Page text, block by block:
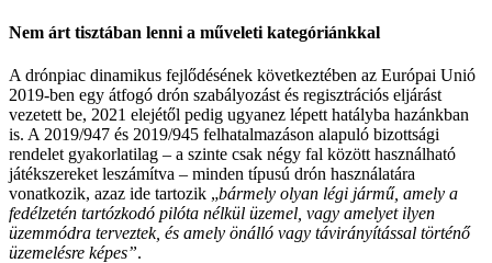
Nem árt tisztában lenni a műveleti kategóriánkkal
A drónpiac dinamikus fejlődésének következtében az Európai Unió
2019-ben egy átfogó drón szabályozást és regisztrációs eljárást
vezetett be, 2021 elejétől pedig ugyanez lépett hatályba hazánkban
is. A 2019/947 és 2019/945 felhatalmazáson alapuló bizottsági
rendelet gyakorlatilag – a szinte csak négy fal között használható
játékszereket leszámítva – minden típusú drón használatára
vonatkozik, azaz ide tartozik „bármely olyan légi jármű, amely a
fedélzetén tartózkodó pilóta nélkül üzemel, vagy amelyet ilyen
üzemmódra terveztek, és amely önálló vagy távirányítással történő
üzemelésre képes”.